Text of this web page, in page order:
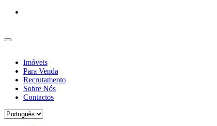
Imóveis
Para Venda
Recrutamento
Sobre Nós
Contactos